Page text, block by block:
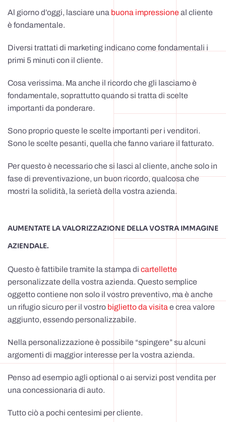
Al giorno d’oggi, lasciare una buona impressione al cliente
è fondamentale.
Diversi trattati di marketing indicano come fondamentali i
primi 5 minuti con il cliente.
Cosa verissima. Ma anche il ricordo che gli lasciamo è
fondamentale, soprattutto quando si tratta di scelte
importanti da ponderare.
Sono proprio queste le scelte importanti per i venditori.
Sono le scelte pesanti, quella che fanno variare il fatturato.
Per questo è necessario che si lasci al cliente, anche solo in
fase di preventivazione, un buon ricordo, qualcosa che
mostri la solidità, la serietà della vostra azienda.
AUMENTATE LA VALORIZZAZIONE DELLA VOSTRA IMMAGINE
AZIENDALE.
Questo è fattibile tramite la stampa di cartellette
personalizzate della vostra azienda. Questo semplice
oggetto contiene non solo il vostro preventivo, ma è anche
un rifugio sicuro per il vostro biglietto da visita e crea valore
aggiunto, essendo personalizzabile.
Nella personalizzazione è possibile “spingere” su alcuni
argomenti di maggior interesse per la vostra azienda.
Penso ad esempio agli optional o ai servizi post vendita per
una concessionaria di auto.
Tutto ciò a pochi centesimi per cliente.